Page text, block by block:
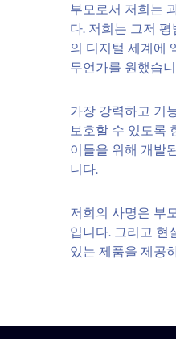
부모로서 저희는
다. 저희는 그저
의 디지털 세계에
무언가를 원했습
가장 강력하고 기
보호할 수 있도록
이들을 위해 개발
니다.
저희의 사명은 부
입니다. 그리고 현
있는 제품을 제공